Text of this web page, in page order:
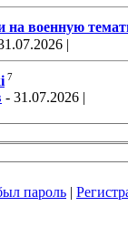
военную
|
7
- 31.07.2026 |
пароль |